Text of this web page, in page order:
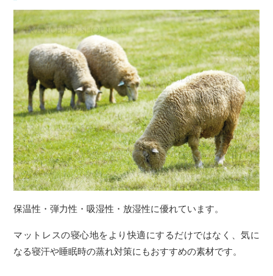
保温性・弾力性・吸湿性・放湿性に優れています。
マットレスの寝心地をより快適にするだけではなく、気に
なる寝汗や睡眠時の蒸れ対策にもおすすめの素材です。